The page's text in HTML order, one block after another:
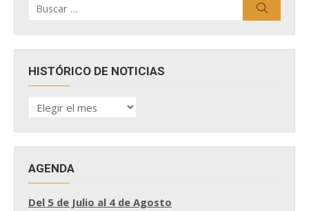
por:
HISTÓRICO DE NOTICIAS
HISTÓRICO
DE
AGENDA
Del 5 de Julio al 4 de Agosto